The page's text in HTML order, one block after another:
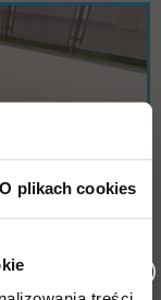
O plikach cookies